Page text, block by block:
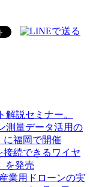
解説セミナー。
測量データ活用の
に福岡で開催
接続できるワイヤ
を発売
業用ドローンの実